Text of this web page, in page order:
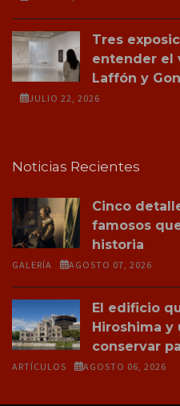
Tres
entender el
Laffón y
JULIO 22, 2026
Noticias Recientes
Cinco
famosos
historia
GALERÍA AGOSTO 07, 2026
El edificio
Hiroshima
conservar
ARTÍCULOS AGOSTO 06, 2026